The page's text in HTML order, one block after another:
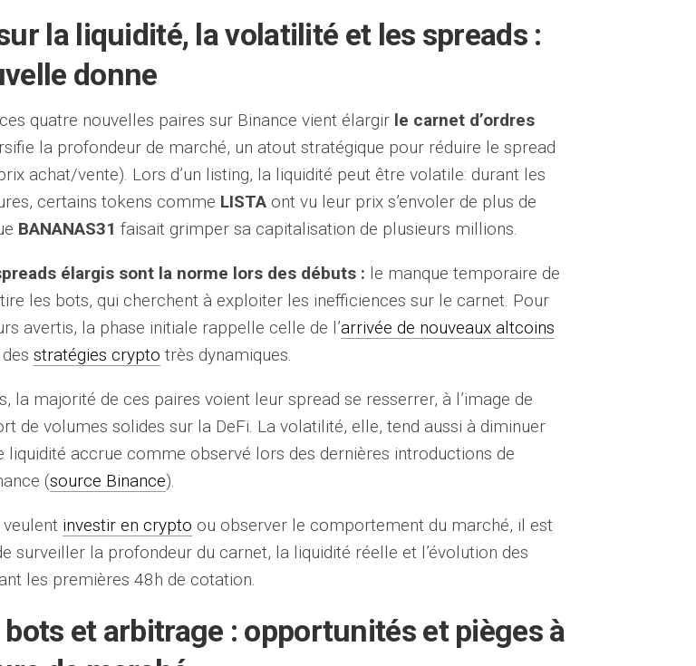
la liquidité, la volatilité et les spreads :
donne
quatre nouvelles paires sur Binance vient élargir le carnet d’ordres
la profondeur de marché, un atout stratégique pour réduire le spread
achat/vente). Lors d’un listing, la liquidité peut être volatile: durant les
certains tokens comme LISTA ont vu leur prix s’envoler de plus de
BANANAS31 faisait grimper sa capitalisation de plusieurs millions.
élargis sont la norme lors des débuts : le manque temporaire de
les bots, qui cherchent à exploiter les inefficiences sur le carnet. Pour
avertis, la phase initiale rappelle celle de l’arrivée de nouveaux altcoins
stratégies crypto très dynamiques.
la majorité de ces paires voient leur spread se resserrer, à l’image de
de volumes solides sur la DeFi. La volatilité, elle, tend aussi à diminuer
liquidité accrue comme observé lors des dernières introductions de
(source Binance).
investir en crypto ou observer le comportement du marché, il est
surveiller la profondeur du carnet, la liquidité réelle et l’évolution des
les premières 48h de cotation.
et arbitrage : opportunités et pièges à